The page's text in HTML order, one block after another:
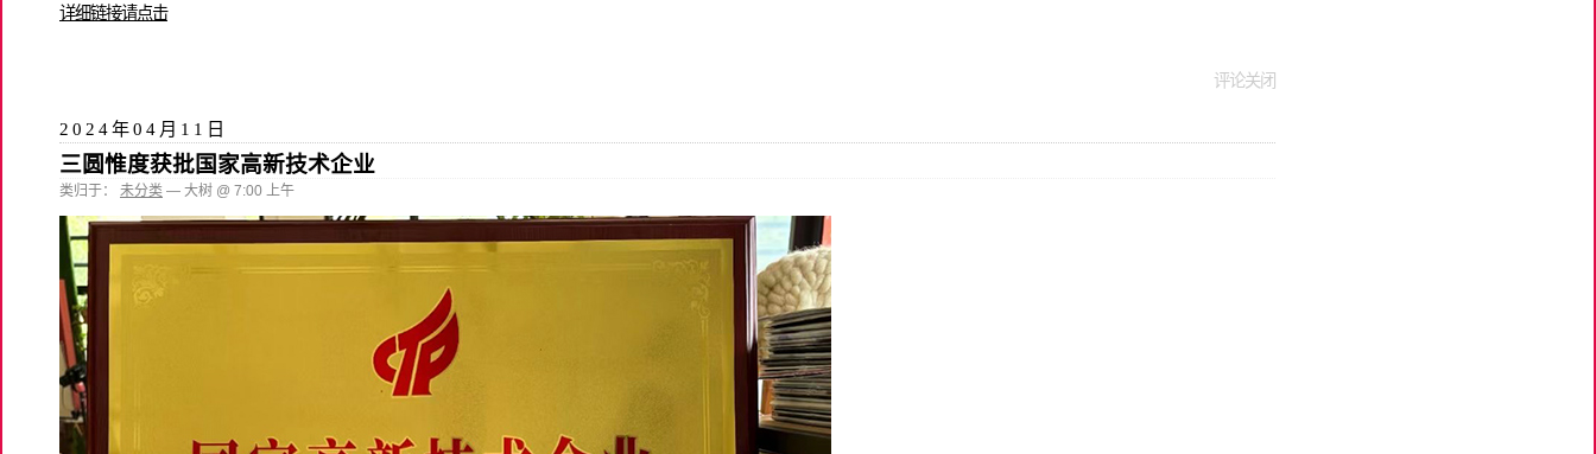
详细链接请点击
评论关闭
2024年04月11日
三圆惟度获批国家高新技术企业
类归于： 未分类 — 大树 @ 7:00 上午